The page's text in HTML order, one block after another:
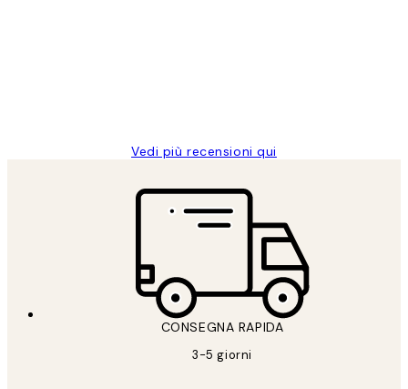
Vedi più recensioni qui
CONSEGNA RAPIDA
3-5 giorni